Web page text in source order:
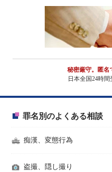
秘密厳守。匿名
日本全国24時間
罪名別のよくある相談
痴漢、変態行為
盗撮、隠し撮り